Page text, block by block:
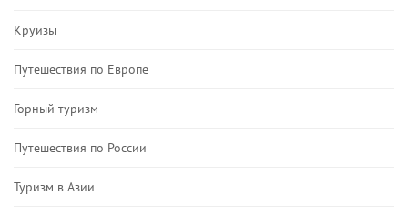
Круизы
Путешествия по Европе
Горный туризм
Путешествия по России
Туризм в Азии